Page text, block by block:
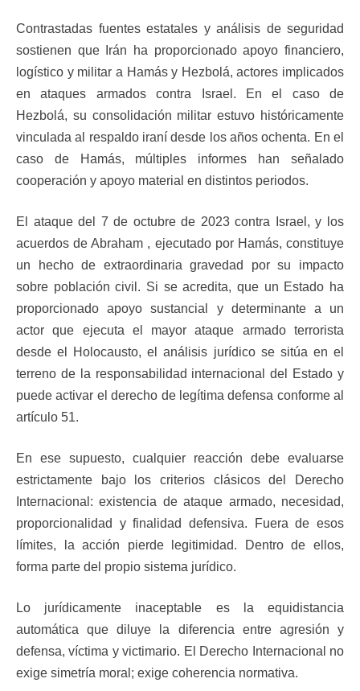
Contrastadas fuentes estatales y análisis de seguridad
sostienen que Irán ha proporcionado apoyo financiero,
logístico y militar a Hamás y Hezbolá, actores implicados
en ataques armados contra Israel. En el caso de
Hezbolá, su consolidación militar estuvo históricamente
vinculada al respaldo iraní desde los años ochenta. En el
caso de Hamás, múltiples informes han señalado
cooperación y apoyo material en distintos periodos.
El ataque del 7 de octubre de 2023 contra Israel, y los
acuerdos de Abraham , ejecutado por Hamás, constituye
un hecho de extraordinaria gravedad por su impacto
sobre población civil. Si se acredita, que un Estado ha
proporcionado apoyo sustancial y determinante a un
actor que ejecuta el mayor ataque armado terrorista
desde el Holocausto, el análisis jurídico se sitúa en el
terreno de la responsabilidad internacional del Estado y
puede activar el derecho de legítima defensa conforme al
artículo 51.
En ese supuesto, cualquier reacción debe evaluarse
estrictamente bajo los criterios clásicos del Derecho
Internacional: existencia de ataque armado, necesidad,
proporcionalidad y finalidad defensiva. Fuera de esos
límites, la acción pierde legitimidad. Dentro de ellos,
forma parte del propio sistema jurídico.
Lo jurídicamente inaceptable es la equidistancia
automática que diluye la diferencia entre agresión y
defensa, víctima y victimario. El Derecho Internacional no
exige simetría moral; exige coherencia normativa.